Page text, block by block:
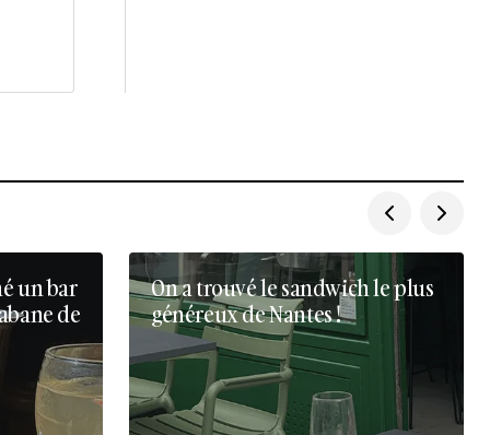
un bar
de
On a trouvé le sandwich le plus
généreux de Nantes !